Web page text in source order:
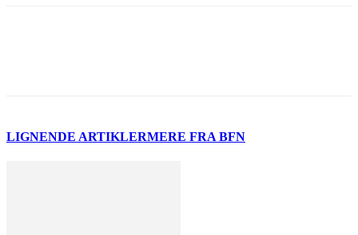
LIGNENDE ARTIKLERMERE FRA BFN